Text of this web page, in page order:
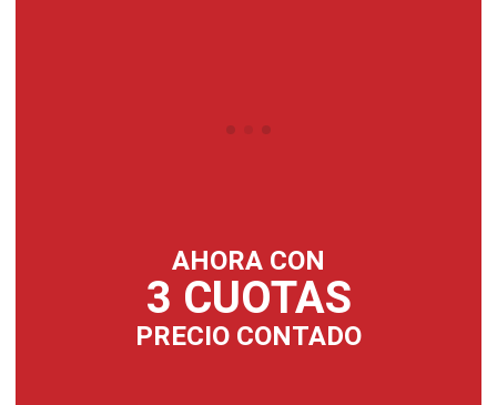
AHORA CON
3 CUOTAS
PRECIO CONTADO